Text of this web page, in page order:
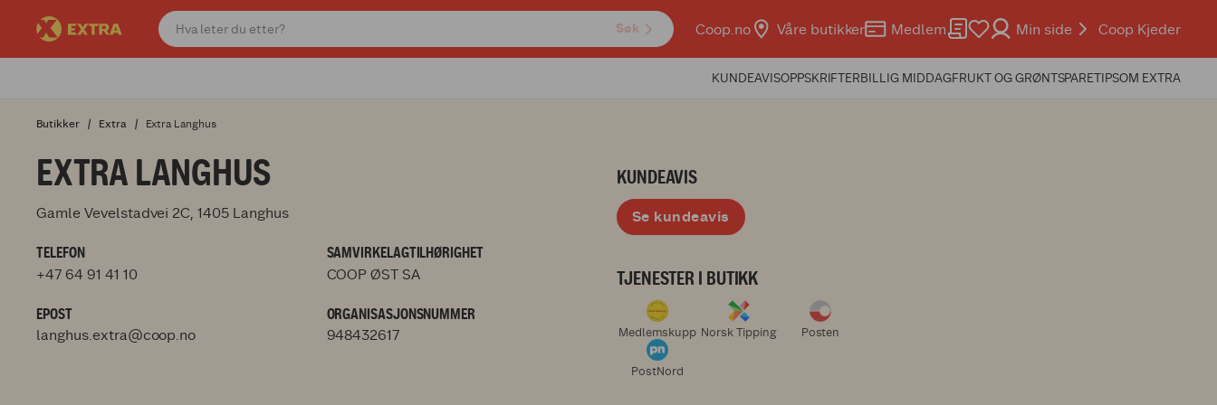
Søk Coop.no Våre butikker Medlem Min side Coop Kjeder
KUNDEAVISOPPSKRIFTERBILLIG MIDDAGFRUKT OG GRØNTSPARETIPSOM EXTRA
Butikker Extra Extra Langhus
EXTRA LANGHUS
Gamle Vevelstadvei 2C, 1405 Langhus
TELEFON
+47 64 91 41 10
EPOST
langhus.extra@coop.no
SAMVIRKELAGTILHØRIGHET
COOP ØST SA
ORGANISASJONSNUMMER
948432617
KUNDEAVIS
Se kundeavis
TJENESTER I BUTIKK
Medlemskupp Norsk Tipping Posten
PostNord